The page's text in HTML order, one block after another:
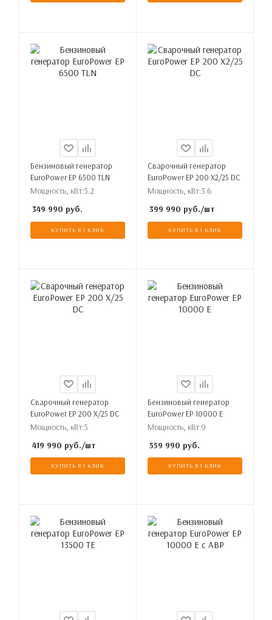
Бензиновый генератор
EuroPower EP 6500 TLN
Мощность, кВт:5.2
349 990 руб.
КУПИТЬ В 1 КЛИК
Сварочный генератор
EuroPower EP 200 X2/25 DC
Мощность, кВт:3.6
399 990 руб./шт
КУПИТЬ В 1 КЛИК
Сварочный генератор
EuroPower EP 200 X/25 DC
Мощность, кВт:5
419 990 руб./шт
КУПИТЬ В 1 КЛИК
Бензиновый генератор
EuroPower EP 10000 E
Мощность, кВт:9
559 990 руб.
КУПИТЬ В 1 КЛИК